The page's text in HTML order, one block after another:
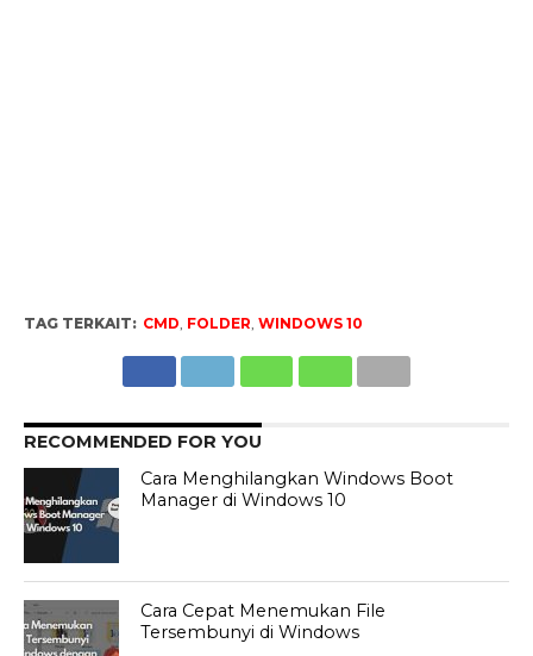
TAG TERKAIT: CMD, FOLDER, WINDOWS 10
RECOMMENDED FOR YOU
Cara Menghilangkan Windows Boot
Manager di Windows 10
Cara Cepat Menemukan File
Tersembunyi di Windows